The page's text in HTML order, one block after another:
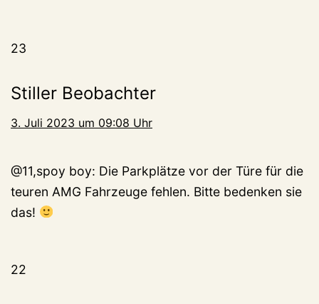
23
Stiller Beobachter
3. Juli 2023 um 09:08 Uhr
@11,spoy boy: Die Parkplätze vor der Türe für die
teuren AMG Fahrzeuge fehlen. Bitte bedenken sie
das!
22